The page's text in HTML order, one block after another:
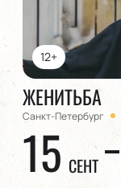
12+
ЖЕНИТЬБА
Санкт-Петербург
15 СЕНТ